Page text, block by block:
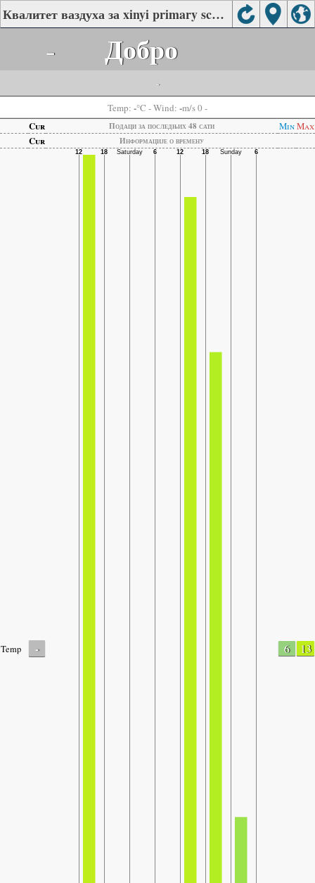
Квалитет ваздуха за xinyi primary school, Bazhong
- Добро
-
Temp: -°C - Wind: -m/s 0 -
Cur
Подаци за последњих 48 сати MinMax
Cur
Информације о времену
Temp - 6 13